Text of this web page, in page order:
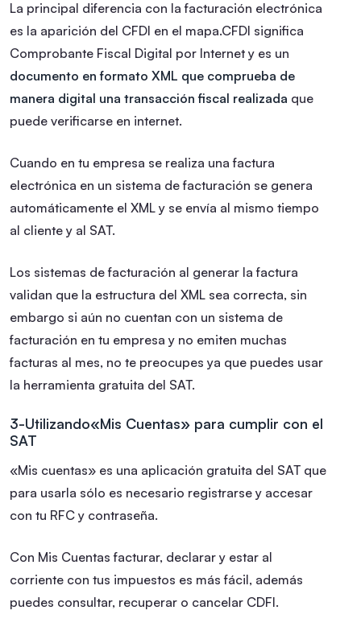
La principal diferencia con la facturación electrónica
es la aparición del CFDI en el mapa.CFDI significa
Comprobante Fiscal Digital por Internet y es un
documento en formato XML que comprueba de
manera digital una transacción fiscal realizada que
puede verificarse en internet.
Cuando en tu empresa se realiza una factura
electrónica en un sistema de facturación se genera
automáticamente el XML y se envía al mismo tiempo
al cliente y al SAT.
Los sistemas de facturación al generar la factura
validan que la estructura del XML sea correcta, sin
embargo si aún no cuentan con un sistema de
facturación en tu empresa y no emiten muchas
facturas al mes, no te preocupes ya que puedes usar
la herramienta gratuita del SAT.
3-Utilizando«Mis Cuentas» para cumplir con el
SAT
«Mis cuentas» es una aplicación gratuita del SAT que
para usarla sólo es necesario registrarse y accesar
con tu RFC y contraseña.
Con Mis Cuentas facturar, declarar y estar al
corriente con tus impuestos es más fácil, además
puedes consultar, recuperar o cancelar CDFI.